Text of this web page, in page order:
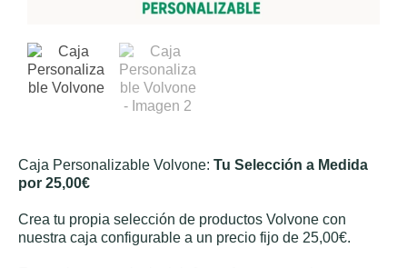
Caja Personalizable Volvone: Tu Selección a Medida
por 25,00€
Crea tu propia selección de productos Volvone con
nuestra caja configurable a un precio fijo de 25,00€.